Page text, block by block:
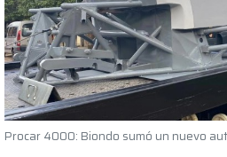
Procar 4000: Biondo sumó un nuevo